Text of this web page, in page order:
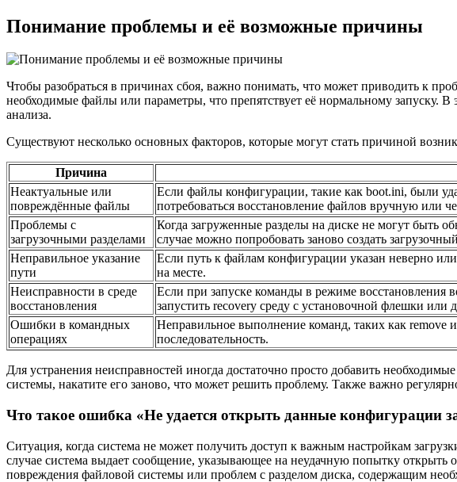
Понимание проблемы и её возможные причины
Чтобы разобраться в причинах сбоя, важно понимать, что может приводить к
необходимые файлы или параметры, что препятствует её нормальному запуску.
анализа.
Существуют несколько основных факторов, которые могут стать причиной
Причина
Неактуальные или
повреждённые файлы
Если файлы конфигурации, такие как boot.ini, были
потребоваться восстановление файлов вручную или
Проблемы с
загрузочными разделами
Когда загруженные разделы на диске не могут быть
случае можно попробовать заново создать
Неправильное указание
пути
Если путь к файлам конфигурации указан неверно
на месте.
Неисправности в среде
восстановления
Если при запуске команды в режиме восстановления
запустить recovery среду с установочной флешки или
Ошибки в командных
операциях
Неправильное выполнение команд, таких как remove
последовательность.
Для устранения неисправностей иногда достаточно просто добавить
системы, накатите его заново, что может решить проблему. Также важно
Что такое ошибка «Не удается открыть данные конфигурации
Ситуация, когда система не может получить доступ к важным настройкам
случае система выдает сообщение, указывающее на неудачную попытку
повреждения файловой системы или проблем с разделом диска, содержащим